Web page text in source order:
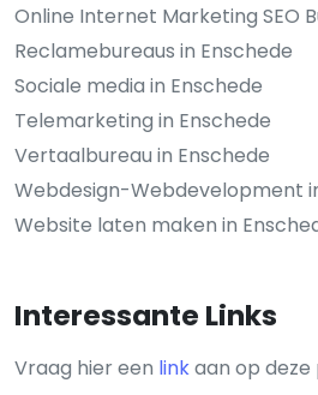
Online Internet Marketing SEO
Reclamebureaus in Enschede
Sociale media in Enschede
Telemarketing in Enschede
Vertaalbureau in Enschede
Webdesign-Webdevelopment
Website laten maken in
Interessante Links
Vraag hier een linkaan op deze